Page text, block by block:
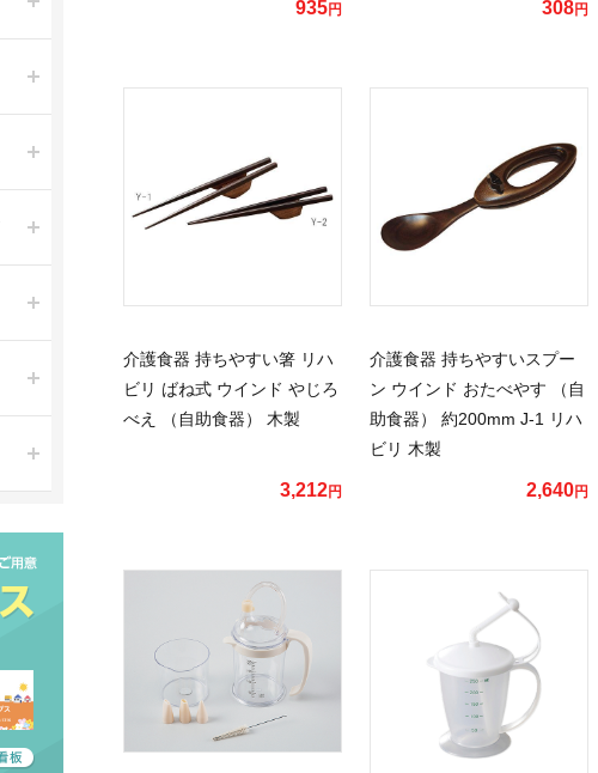
935円 308円
介護食器 持ちやすい箸 リハ
ビリ ばね式 ウインド やじろ
べえ （自助食器） 木製
3,212円
介護食器 持ちやすいスプー
ン ウインド おたべやす （自
助食器） 約200mm J-1 リハ
ビリ 木製
2,640円